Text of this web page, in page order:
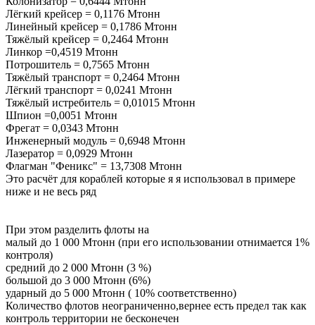
Лёгкий крейсер = 0,1176 Мтонн
Линейный крейсер = 0,1786 Мтонн
Тяжёлый крейсер = 0,2464 Мтонн
Линкор =0,4519 Мтонн
Потрошитель = 0,7565 Мтонн
Тяжёлый транспорт = 0,2464 Мтонн
Лёгкий транспорт = 0,0241 Мтонн
Тяжёлый истребитель = 0,01015 Мтонн
Шпион =0,0051 Мтонн
Фрегат = 0,0343 Мтонн
Инженерный модуль = 0,6948 Мтонн
Лазератор = 0,0929 Мтонн
Флагман "Феникс" = 13,7308 Мтонн
Это расчёт для кораблей которые я я использовал в примере
ниже и не весь ряд
При этом разделить флоты на
малый до 1 000 Мтонн (при его использовании отнимается 1%
контроля)
средний до 2 000 Мтонн (3 %)
большой до 3 000 Мтонн (6%)
ударный до 5 000 Мтонн ( 10% соответственно)
Количество флотов неограниченно,вернее есть предел так как
контроль территории не бесконечен